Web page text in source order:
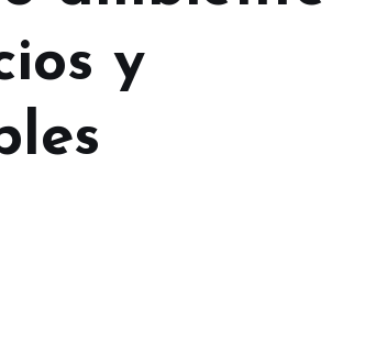
y